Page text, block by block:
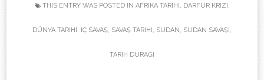
THIS ENTRY WAS POSTED IN AFRIKA TARIHI , DARFUR KRIZI ,
DÜNYA TARIHI , IÇ SAVAŞ, SAVAŞ TARIHI , SUDAN , SUDAN SAVAŞI ,
TARIH DURAĞI